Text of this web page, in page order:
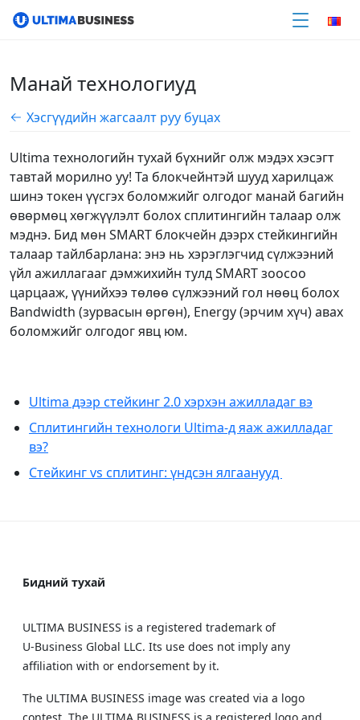
Манай технологиуд
Хэсгүүдийн жагсаалт руу буцах
Ultima технологийн тухай бүхнийг олж мэдэх хэсэгт
тавтай морилно уу! Та блокчейнтэй шууд харилцаж
шинэ токен үүсгэх боломжийг олгодог манай багийн
өвөрмөц хөгжүүлэлт болох сплитингийн талаар олж
мэднэ. Бид мөн SMART блокчейн дээрх стейкингийн
талаар тайлбарлана: энэ нь хэрэглэгчид сүлжээний
үйл ажиллагааг дэмжихийн тулд SMART зоосоо
царцааж, үүнийхээ төлөө сүлжээний гол нөөц болох
Bandwidth (зурвасын өргөн), Energy (эрчим хүч) авах
боломжийг олгодог явц юм.
Ultima дээр стейкинг 2.0 хэрхэн ажилладаг вэ
Сплитингийн технологи Ultima-д яаж ажилладаг
вэ?
Стейкинг vs сплитинг: үндсэн ялгаанууд
Бидний тухай
ULTIMA BUSINESS is a registered trademark of
U‑Business Global LLC. Its use does not imply any
affiliation with or endorsement by it.
The ULTIMA BUSINESS image was created via a logo